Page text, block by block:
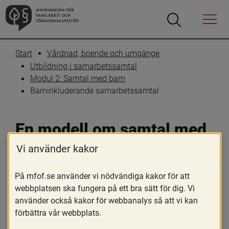
Öppna
Öppna
Menyn
Start
Vårdnad, boende och umgänge
Utbildning i samarbetssamtal
Modul 2: Samtal med barn
Barninkluderande samarbetssamtal
En modell om samtal med
barn – Barninkluderande
samarbetssamtal
Skriv ut Dela
Samarbetssamtal mellan föräldrar kan
Vi använder kakor
På mfof.se använder vi nödvändiga kakor för att
webbplatsen ska fungera på ett bra sätt för dig. Vi
använder också kakor för webbanalys så att vi kan
förbättra vår webbplats.